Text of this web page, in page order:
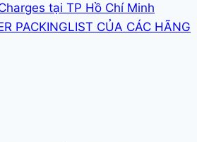
tại TP Hồ Chí Minh
PACKINGLIST CỦA CÁC HÃNG